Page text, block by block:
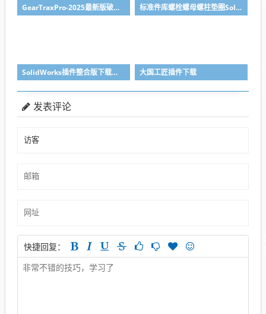
GearTraxPro-2025最新版破解版下载，免注册免破解直接用SolidWorks齿轮/链轮/带轮插件 标准件库螺栓螺母螺柱垫圈SolidWorks标准件插件
SolidWorks插件整合版下载，适合各个版本SolidWorks 大国工匠插件下载
发表评论
快捷回复：